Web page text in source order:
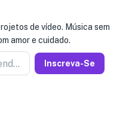
de vídeo. Música sem
amor e cuidado.
Inscreva-se para o vendedor de notícias Inscreva-Se